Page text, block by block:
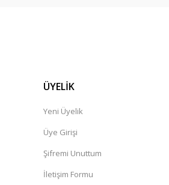
ÜYELİK
Yeni Üyelik
Üye Girişi
Şifremi Unuttum
İletişim Formu